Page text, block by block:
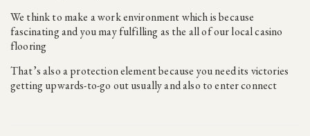
We think to make a work environment which is because
fascinating and you may fulfilling as the all of our local casino
flooring
That’s also a protection element because you need its victories
getting upwards-to-go out usually and also to enter connect